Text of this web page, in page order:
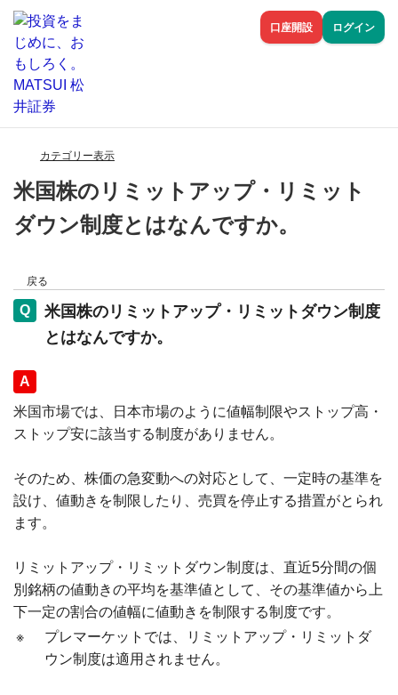
口座開設 ログイン
カテゴリー表示
米国株のリミットアップ・リミット
ダウン制度とはなんですか。
戻る
米国株のリミットアップ・リミットダウン制度
とはなんですか。
回答
米国市場では、日本市場のように値幅制限やストップ高・
ストップ安に該当する制度がありません。
そのため、株価の急変動への対応として、一定時の基準を
設け、値動きを制限したり、売買を停止する措置がとられ
ます。
リミットアップ・リミットダウン制度は、直近5分間の個
別銘柄の値動きの平均を基準値として、その基準値から上
下一定の割合の値幅に値動きを制限する制度です。
※
プレマーケットでは、リミットアップ・リミットダ
ウン制度は適用されません。